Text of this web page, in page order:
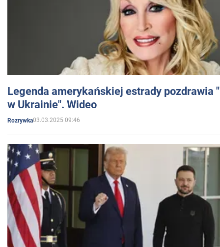
Legenda amerykańskiej estrady pozdrawia
w Ukrainie". Wideo
Rozrywka03.03.2025 09:46